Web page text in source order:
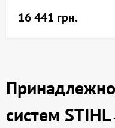
16 441 грн.
систем STIHL